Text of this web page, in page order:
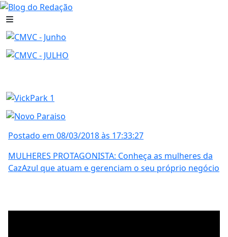
Postado em 08/03/2018 às 17:33:27
MULHERES PROTAGONISTA: Conheça as mulheres da
CazAzul que atuam e gerenciam o seu próprio negócio